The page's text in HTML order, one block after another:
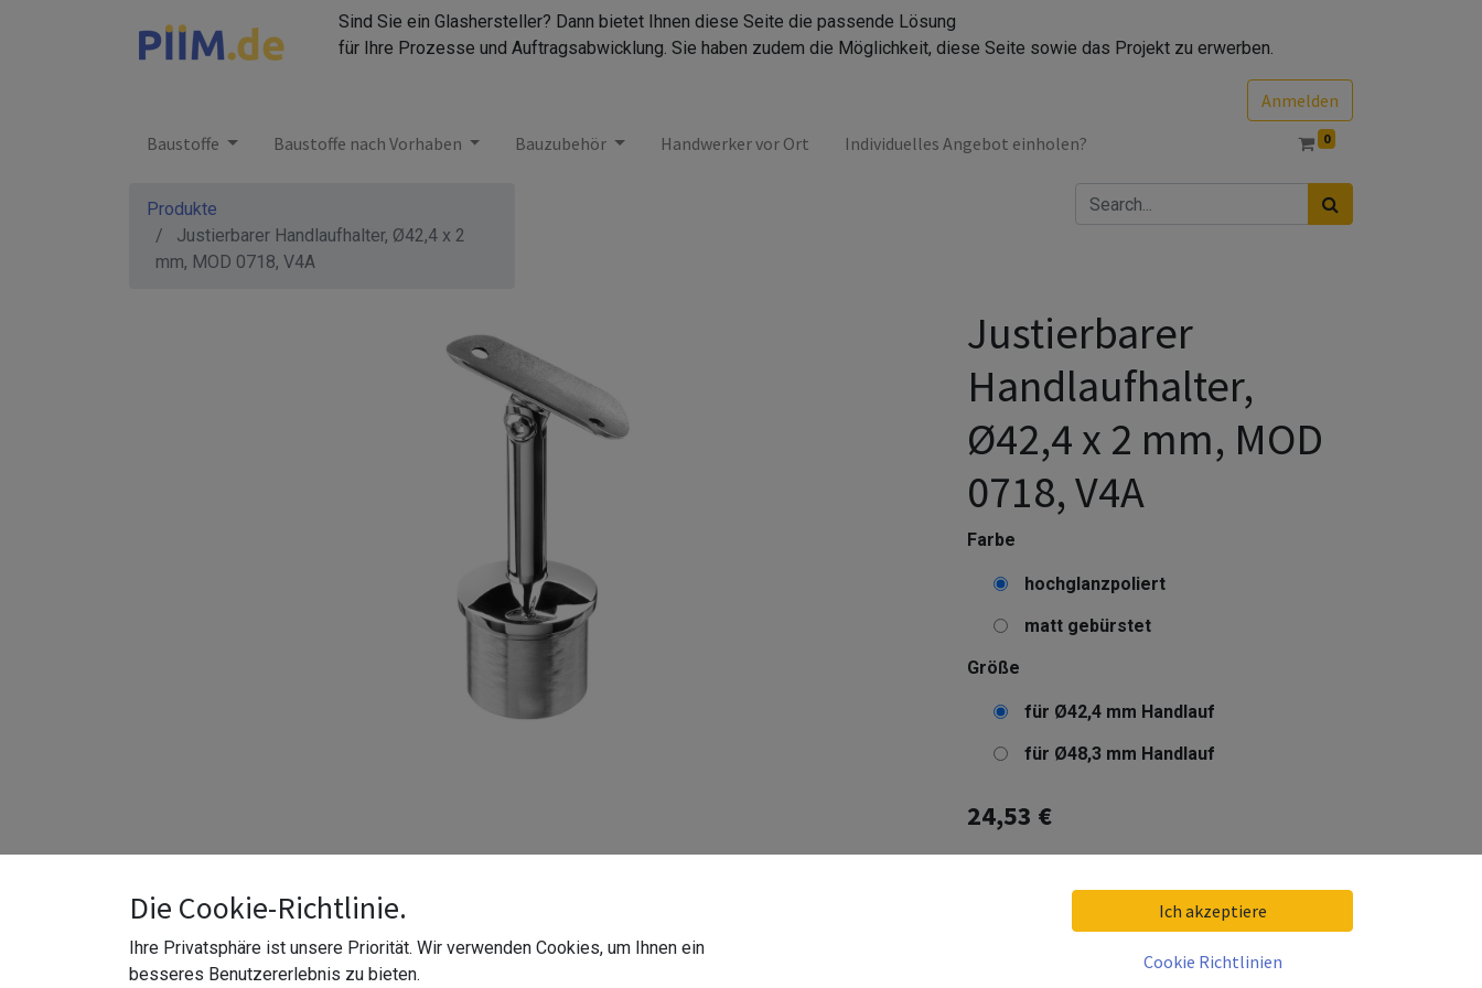
Sind Sie ein Glashersteller? Dann bietet Ihnen diese Seite die passende Lösung
für Ihre Prozesse und Auftragsabwicklung. Sie haben zudem die Möglichkeit, diese Seite sowie das Projekt zu erwerben.
Anmelden
Baustoffe
Baustoffe nach Vorhaben Bauzubehör Handwerker vor Ort Individuelles Angebot einholen? 0
Produkte
Justierbarer Handlaufhalter, Ø42,4 x 2
mm, MOD 0718, V4A
Justierbarer
Handlaufhalter,
Ø42,4 x 2 mm, MOD
0718, V4A
Farbe
hochglanzpoliert
matt gebürstet
Größe
für Ø42,4 mm Handlauf
für Ø48,3 mm Handlauf
24,53 €
10 Arbeitstage
Die Cookie-Richtlinie.
Ihre Privatsphäre ist unsere Priorität. Wir verwenden Cookies, um Ihnen ein
besseres Benutzererlebnis zu bieten.
Ich akzeptiere
Cookie Richtlinien